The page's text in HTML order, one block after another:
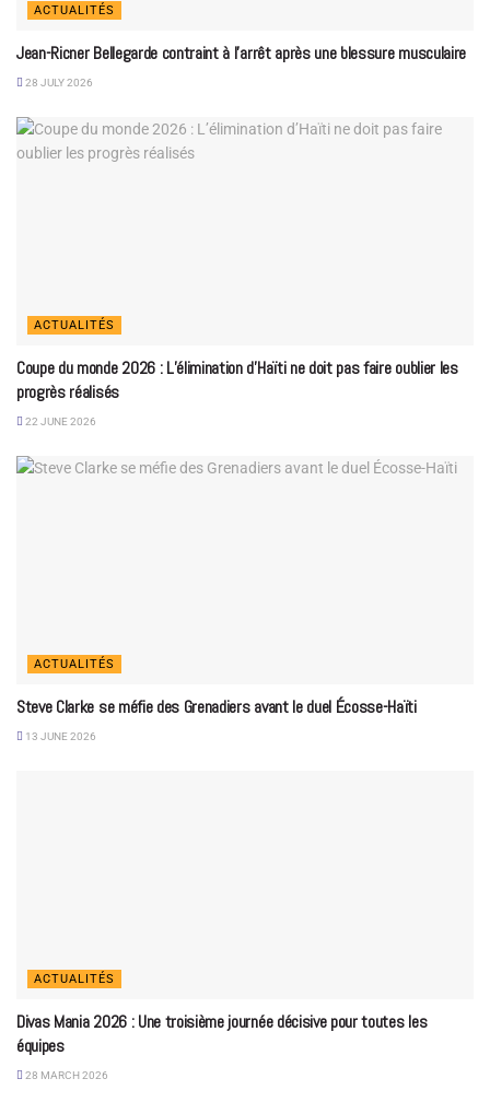
ACTUALITÉS
Jean-Ricner Bellegarde contraint à l’arrêt après une blessure musculaire
28 JULY 2026
ACTUALITÉS
Coupe du monde 2026 : L’élimination d’Haïti ne doit pas faire oublier les
progrès réalisés
22 JUNE 2026
ACTUALITÉS
Steve Clarke se méfie des Grenadiers avant le duel Écosse-Haïti
13 JUNE 2026
ACTUALITÉS
Divas Mania 2026 : Une troisième journée décisive pour toutes les
équipes
28 MARCH 2026